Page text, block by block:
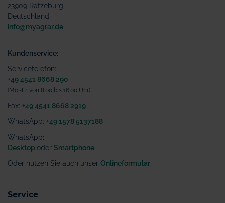
23909 Ratzeburg
Deutschland
info@myagrar.de
Kundenservice:
Servicetelefon:
+49 4541 8668 290
(Mo.-Fr. von 8.00 bis 16.00 Uhr)
Fax: +49 4541 8668 2919
WhatsApp: +49 1578 5137188
WhatsApp:
Desktop oder Smartphone
Oder nutzen Sie auch unser Onlineformular
Service